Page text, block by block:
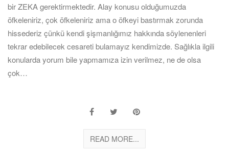
bir ZEKA gerektirmektedir. Alay konusu olduğumuzda
öfkeleniriz, çok öfkeleniriz ama o öfkeyi bastırmak zorunda
hissederiz çünkü kendi şişmanlığımız hakkında söylenenleri
tekrar edebilecek cesareti bulamayız kendimizde. Sağlıkla ilgili
konularda yorum bile yapmamıza izin verilmez, ne de olsa
çok…
READ MORE...